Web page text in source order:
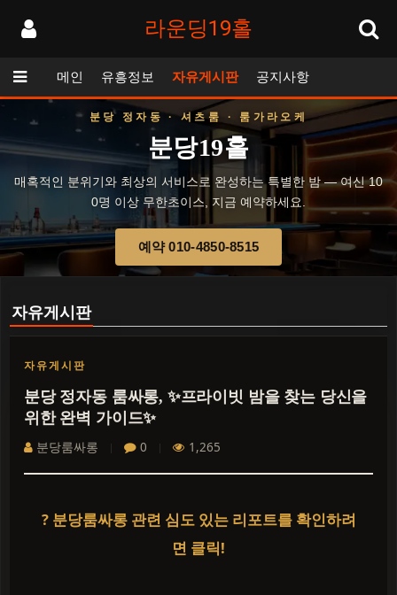
라운딩19홀
메인 유흥정보 자유게시판 공지사항
분당 정자동 · 셔츠룸 · 룸가라오케
분당19홀
매혹적인 분위기와 최상의 서비스로 완성하는 특별한 밤 — 여신 10
0명 이상 무한초이스, 지금 예약하세요.
예약 010-4850-8515
자유게시판
자유게시판
분당 정자동 룸싸롱, ✨프라이빗 밤을 찾는 당신을
위한 완벽 가이드✨
분당룸싸롱 0 1,265
? 분당룸싸롱 관련 심도 있는 리포트를 확인하려
면 클릭!